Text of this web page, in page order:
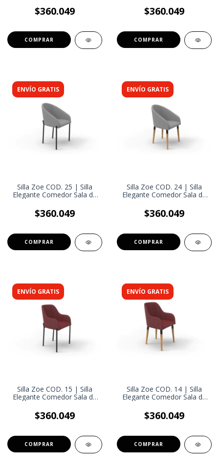
$360.049 $360.049
ENVÍO GRATIS
Silla Zoe COD. 25 | Silla
Elegante Comedor Sala de
$360.049
ENVÍO GRATIS
Silla Zoe COD. 24 | Silla
Elegante Comedor Sala de
$360.049
ENVÍO GRATIS
Silla Zoe COD. 15 | Silla
Elegante Comedor Sala de
$360.049
ENVÍO GRATIS
Silla Zoe COD. 14 | Silla
Elegante Comedor Sala de
$360.049